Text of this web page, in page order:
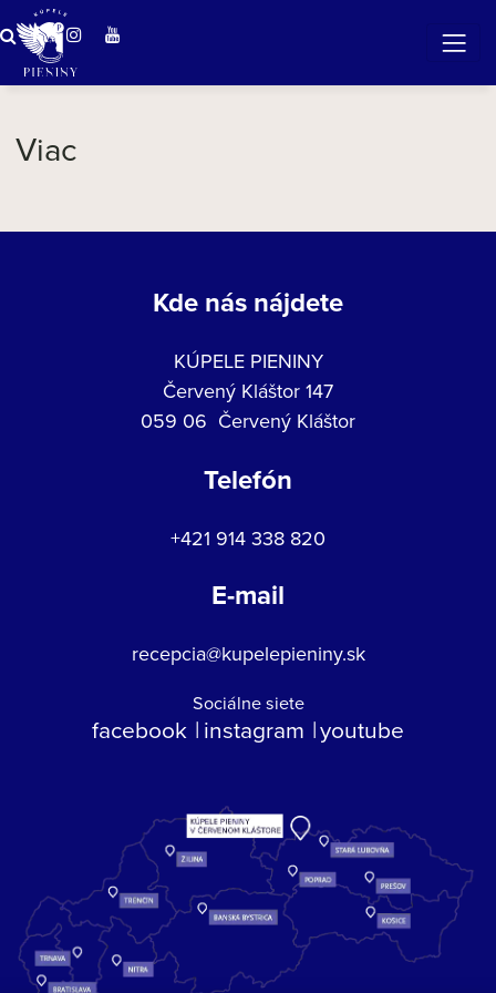
Viac
Kde nás nájdete
KÚPELE PIENINY
Červený Kláštor 147
059 06 Červený Kláštor
Telefón
+421 914 338 820
E-mail
recepcia@kupelepieniny.sk
Sociálne siete
facebook instagram youtube